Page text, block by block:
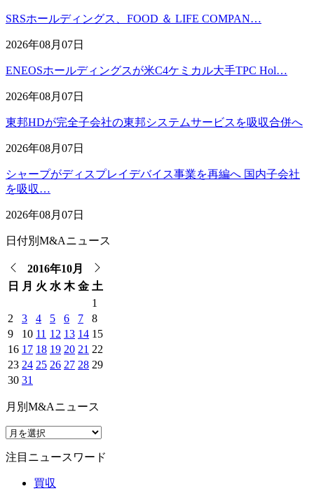
SRSホールディングス、FOOD ＆ LIFE COMPAN…
2026年08月07日
ENEOSホールディングスが米C4ケミカル大手TPC Hol…
2026年08月07日
東邦HDが完全子会社の東邦システムサービスを吸収合併へ
2026年08月07日
シャープがディスプレイデバイス事業を再編へ 国内子会社
を吸収…
2026年08月07日
日付別M&Aニュース
2016年10月
日
月 火 水 木 金 土
1
2
3 4 5 6 7
8
9
10 11 12 13 14 15
16 17 18 19 20 21 22
23 24 25 26 27 28 29
30 31
月別M&Aニュース
注目ニュースワード
買収